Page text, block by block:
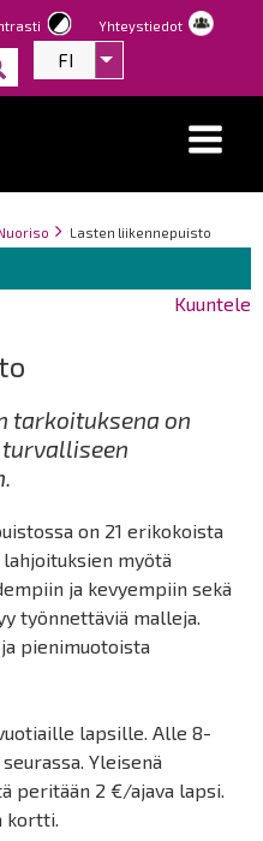
Yhteystiedot
FI Listaa
Lasten liikennepuisto
Kuuntele
tarkoituksena on
on 21 erikokoista
myötä
ja kevyempiin sekä
työnnettäviä malleja.
pienimuotoista
lapsille. Alle 8-
Yleisenä
peritään 2 €/ajava lapsi.
kortti.